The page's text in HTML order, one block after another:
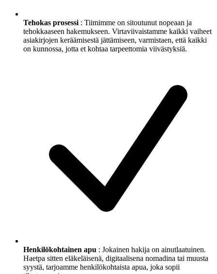
Tehokas prosessi : Tiimimme on sitoutunut nopeaan ja
tehokkaaseen hakemukseen. Virtaviivaistamme kaikki vaiheet
asiakirjojen keräämisestä jättämiseen, varmistaen, että kaikki
on kunnossa, jotta et kohtaa tarpeettomia viivästyksiä.
Henkilökohtainen apu : Jokainen hakija on ainutlaatuinen.
Haetpa sitten eläkeläisenä, digitaalisena nomadina tai muusta
syystä, tarjoamme henkilökohtaista apua, joka sopii